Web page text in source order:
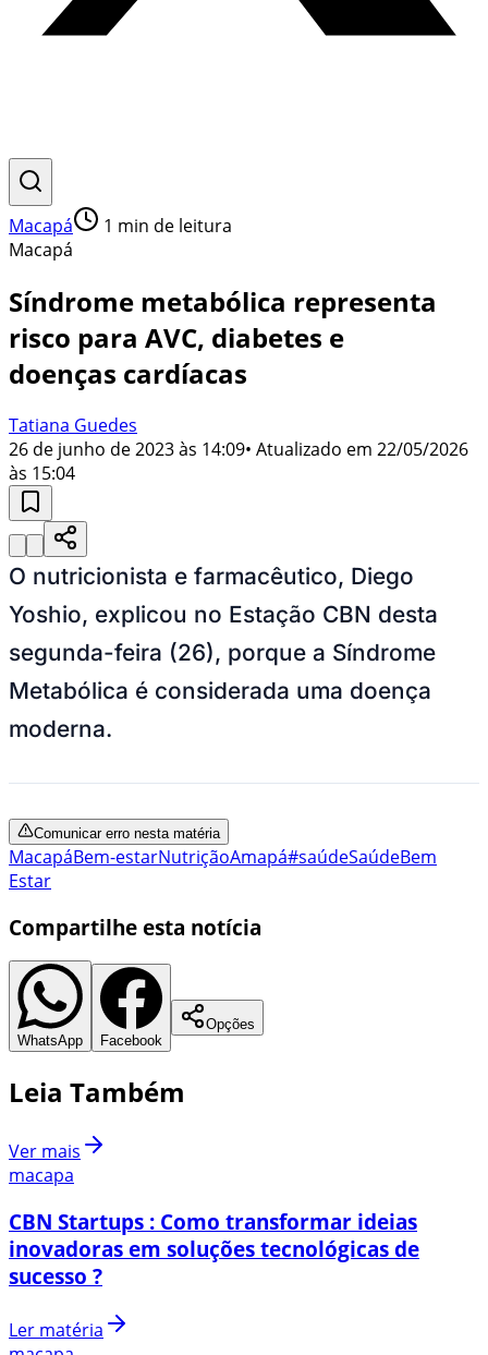
Macapá 1 min de leitura
Macapá
Síndrome metabólica representa
risco para AVC, diabetes e
doenças cardíacas
Tatiana Guedes
26 de junho de 2023 às 14:09• Atualizado em 22/05/2026
às 15:04
O nutricionista e farmacêutico, Diego
Yoshio, explicou no Estação CBN desta
segunda-feira (26), porque a Síndrome
Metabólica é considerada uma doença
moderna.
Comunicar erro nesta matéria
MacapáBem-estarNutriçãoAmapá#saúdeSaúdeBem
Estar
Compartilhe esta notícia
WhatsApp Facebook
Opções
Leia Também
Ver mais
macapa
CBN Startups : Como transformar ideias
inovadoras em soluções tecnológicas de
sucesso ?
Ler matéria